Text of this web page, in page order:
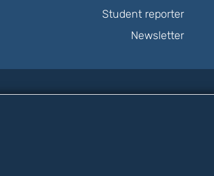
Student reporter
Newsletter
  
[SDL]. Sva prava zadržana.